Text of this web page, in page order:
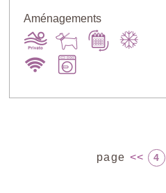
Aménagements
page << 4